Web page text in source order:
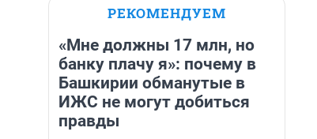
РЕКОМЕНДУЕМ
«Мне должны 17 млн, но
банку плачу я»: почему в
Башкирии обманутые в
ИЖС не могут добиться
правды